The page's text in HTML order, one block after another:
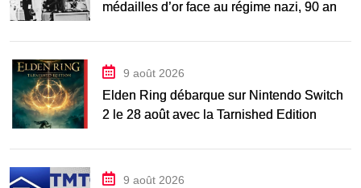
médailles d’or face au régime nazi, 90 ans
9 août 2026
Elden Ring débarque sur Nintendo Switch
2 le 28 août avec la Tarnished Edition
9 août 2026